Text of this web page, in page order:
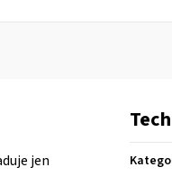
jen